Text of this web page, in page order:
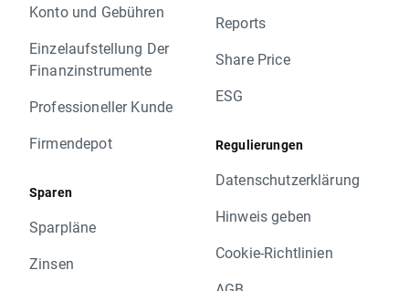
Konto und Gebühren
Einzelaufstellung Der
Finanzinstrumente
Professioneller Kunde
Firmendepot
Sparen
Sparpläne
Zinsen
Reports
Share Price
ESG
Regulierungen
Datenschutzerklärung
Hinweis geben
Cookie-Richtlinien